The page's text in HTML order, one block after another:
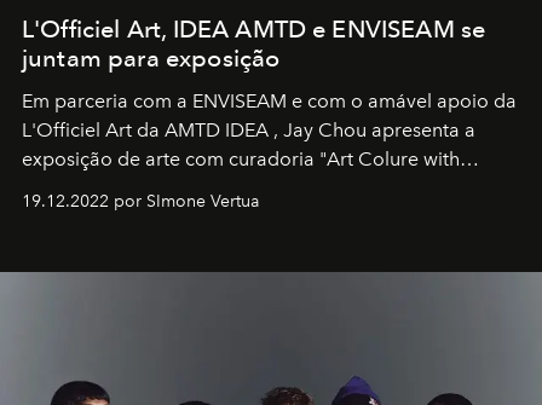
L'Officiel Art, IDEA AMTD e ENVISEAM se
juntam para exposição
Em parceria com a ENVISEAM e com o amável apoio da
L'Officiel Art da AMTD IDEA , Jay Chou apresenta a
exposição de arte com curadoria "Art Colure with
19.12.2022 por SImone Vertua